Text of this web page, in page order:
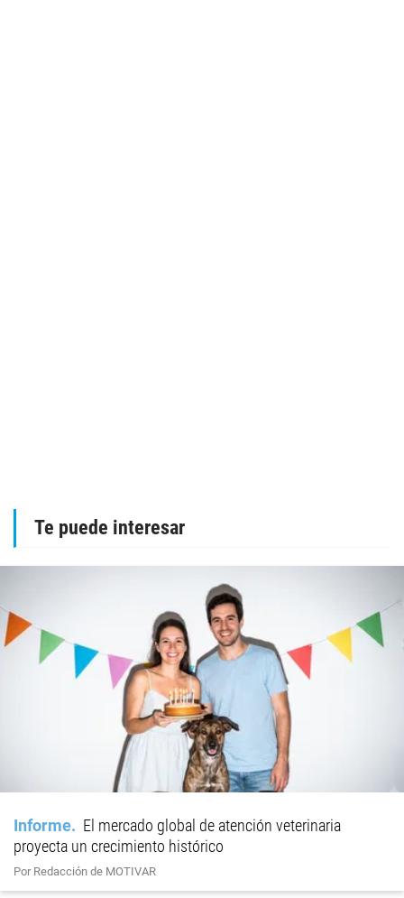
Te puede interesar
Informe
El mercado global de atención veterinaria
proyecta un crecimiento histórico
Por Redacción de MOTIVAR